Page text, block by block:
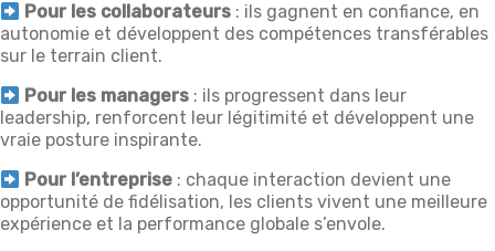
Pour les collaborateurs : ils gagnent en confiance, en
autonomie et développent des compétences transférables
sur le terrain client.
Pour les managers : ils progressent dans leur
leadership, renforcent leur légitimité et développent une
vraie posture inspirante.
Pour l’entreprise : chaque interaction devient une
opportunité de fidélisation, les clients vivent une meilleure
expérience et la performance globale s’envole.